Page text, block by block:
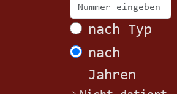
nach Typ
nach
Jahren